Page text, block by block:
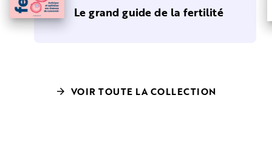
Le grand guide de la fertilité
arrow_forward VOIR TOUTE LA COLLECTION